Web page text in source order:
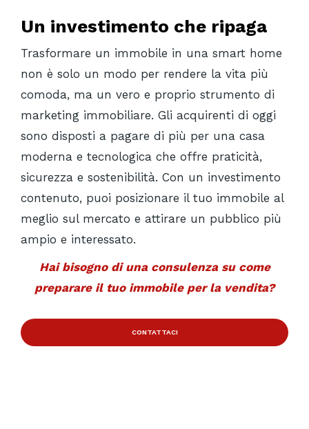
Un investimento che ripaga
Trasformare un immobile in una smart home
non è solo un modo per rendere la vita più
comoda, ma un vero e proprio strumento di
marketing immobiliare. Gli acquirenti di oggi
sono disposti a pagare di più per una casa
moderna e tecnologica che offre praticità,
sicurezza e sostenibilità. Con un investimento
contenuto, puoi posizionare il tuo immobile al
meglio sul mercato e attirare un pubblico più
ampio e interessato.
Hai bisogno di una consulenza su come
preparare il tuo immobile per la vendita?
CONTATTACI